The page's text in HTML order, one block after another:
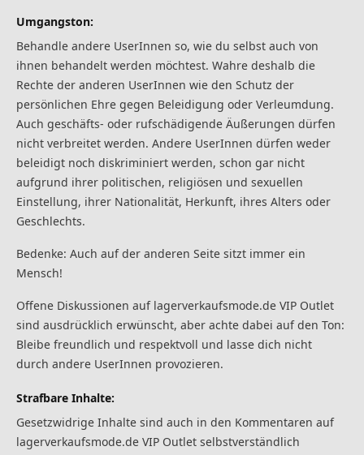
Umgangston:
Behandle andere UserInnen so, wie du selbst auch von
ihnen behandelt werden möchtest. Wahre deshalb die
Rechte der anderen UserInnen wie den Schutz der
persönlichen Ehre gegen Beleidigung oder Verleumdung.
Auch geschäfts- oder rufschädigende Äußerungen dürfen
nicht verbreitet werden. Andere UserInnen dürfen weder
beleidigt noch diskriminiert werden, schon gar nicht
aufgrund ihrer politischen, religiösen und sexuellen
Einstellung, ihrer Nationalität, Herkunft, ihres Alters oder
Geschlechts.
Bedenke: Auch auf der anderen Seite sitzt immer ein
Mensch!
Offene Diskussionen auf lagerverkaufsmode.de VIP Outlet
sind ausdrücklich erwünscht, aber achte dabei auf den Ton:
Bleibe freundlich und respektvoll und lasse dich nicht
durch andere UserInnen provozieren.
Strafbare Inhalte:
Gesetzwidrige Inhalte sind auch in den Kommentaren auf
lagerverkaufsmode.de VIP Outlet selbstverständlich